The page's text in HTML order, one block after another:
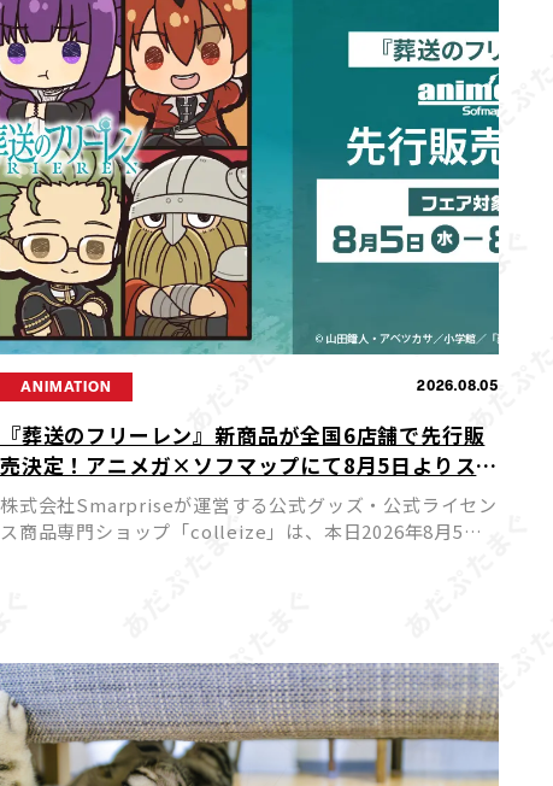
ANIMATION 2026.08.05
『葬送のフリーレン』新商品が全国6店舗で先行販
売決定！アニメガ×ソフマップにて8月5日よりスタ
ート
株式会社Smarpriseが運営する公式グッズ・公式ライセン
ス商品専門ショップ「colleize」は、本日2026年8月5日